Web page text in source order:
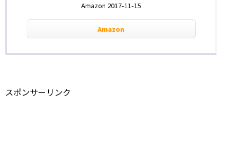
Amazon 2017-11-15
Amazon
スポンサーリンク